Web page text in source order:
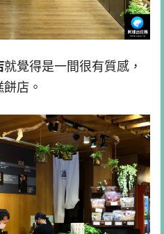
就覺得是一間很有質感，
店。